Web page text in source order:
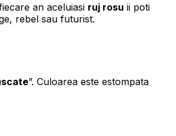
an aceluiasi ruj rosu ii poti
rebel sau futurist.
”. Culoarea este estompata